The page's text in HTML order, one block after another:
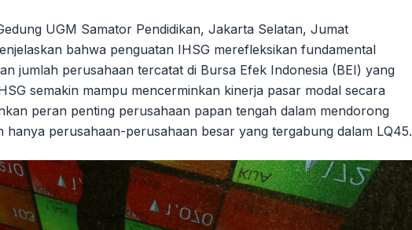
UGM Samator Pendidikan, Jakarta Selatan, Jumat
bahwa penguatan IHSG merefleksikan fundamental
jumlah perusahaan tercatat di Bursa Efek Indonesia (BEI) yang
semakin mampu mencerminkan kinerja pasar modal secara
peran penting perusahaan papan tengah dalam mendorong
hanya perusahaan-perusahaan besar yang tergabung dalam LQ45.